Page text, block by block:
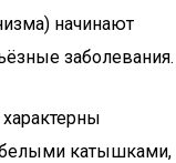
начинают
заболевания.
катышками,